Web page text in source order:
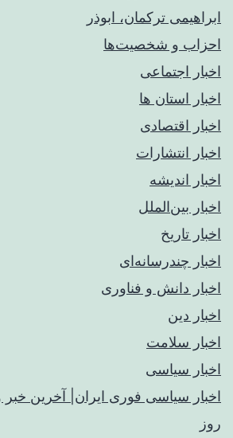
ابراهیمی ترکمان، ابوذر
احزاب و شخصیت‌ها
اخبار اجتماعی
اخبار استان ها
اخبار اقتصادی
اخبار انتشارات
اخبار اندیشه
اخبار بین‌الملل
اخبار تاریخ
اخبار چندرسانه‌ای
اخبار دانش و فناوری
اخبار دین
اخبار سلامت
اخبار سیاسی
اخبار سیاسی فوری ایران| آخرین
روز